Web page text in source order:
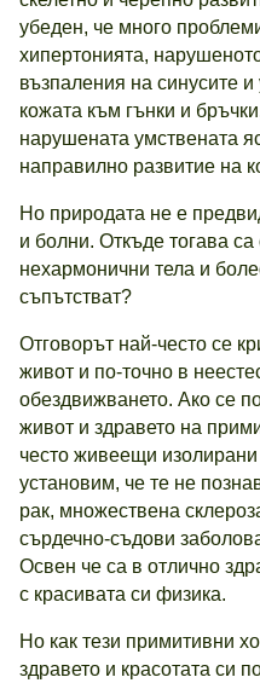
убеден, че много
хипертонията,
възпаления на синусите
кожата към гънки и
нарушената умствената
направилно развитие на
Но природата не е
и болни. Откъде тогава са
нехармонични тела и
съпътстват?
Отговорът най-често се
живот и по-точно в
обездвижването. Ако се
живот и здравето на
често живеещи
установим, че те не
рак, множествена
сърдечно-съдови
Освен че са в отлично
с красивата си физика.
Но как тези примитивни
здравето и красотата си